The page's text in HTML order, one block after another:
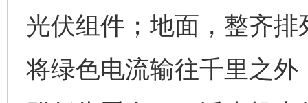
光伏组件；地面，整齐排
将绿色电流输往千里之